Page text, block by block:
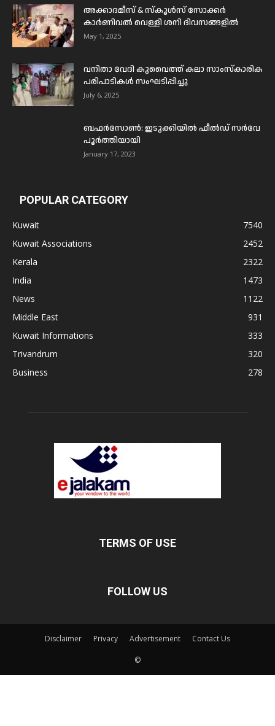
അക്കാദമീസ് & സ്കൂൾസ് സോക്കർ
കാർണിവൽ വെള്ളി ശനി ദിവസങ്ങളിൽ
May 1, 2025
വനിതാ വേദി കുവൈത്ത് കലാ സാംസ്കാരിക
പരിപാടികൾ സംഘടിപ്പിച്ചു
July 6, 2025
ബഫര്‍സോണ്‍: ഇടുക്കിയില്‍ ഫീല്‍ഡ് സര്‍വേ
പൂര്‍ത്തിയായി
January 17, 2023
POPULAR CATEGORY
Kuwait
7540
Kuwait Associations
2452
Kerala
2322
India
1473
News
1122
Middle East
931
Kuwait Informations
333
Trivandrum
320
Business
278
TERMS OF USE
FOLLOW US
Disclaimer Privacy Advertisement Contact Us
©